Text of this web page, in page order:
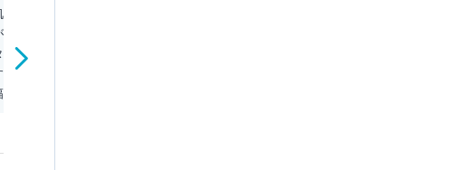
をなめらかにしたり、顔や体型の加工
できるのはもちろん、フィルターやス
ンプの種類がが豊富で愛用していま
。猫耳など可愛いものからネタ系まで
広い種類のスタンプを楽しむことがで